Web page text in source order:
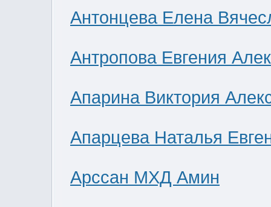
Антонцева Елена
Антропова Евгения
Апарина Виктория
Апарцева Наталья
Арссан МХД Амин